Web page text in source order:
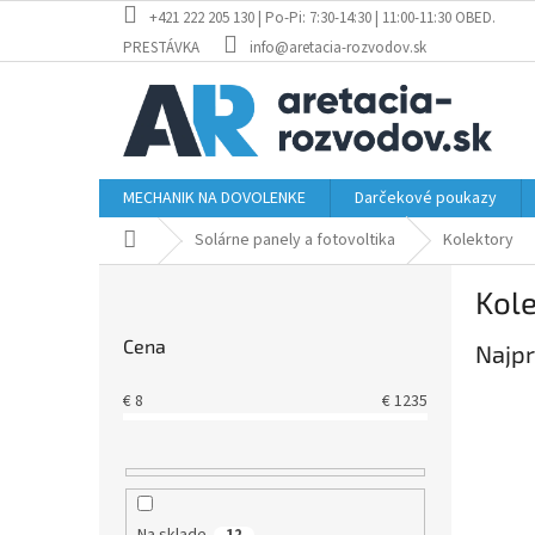
obsah
+421 222 205 130 | Po-Pi: 7:30-14:30 | 11:00-11:30 OBED.
PRESTÁVKA
info@aretacia-rozvodov.sk
MECHANIK NA DOVOLENKE Darčekové poukazy
DomovSolárne panely a fotovoltika Kolektory
Cena
€8 €1235